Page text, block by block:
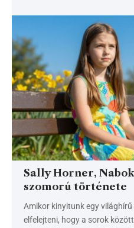
Sally Horner,
szomorú története
Amikor kinyitunk egy
elfelejteni, hogy a sorok